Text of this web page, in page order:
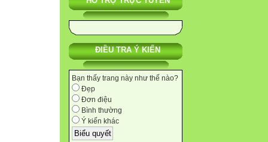
ĐIỀU TRA Ý KIẾN
Bạn thấy trang này như thế nào?
Đẹp
Đơn điệu
Bình thường
Ý kiến khác